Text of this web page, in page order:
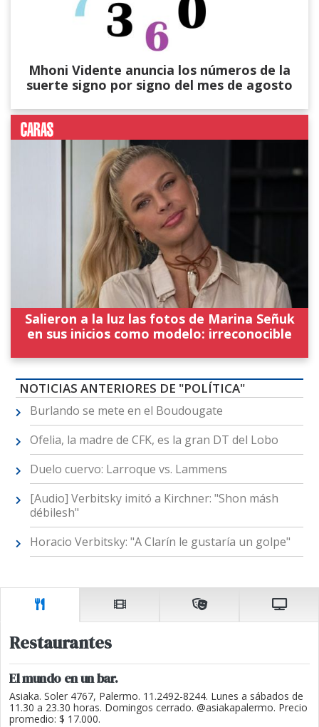
Mhoni Vidente anuncia los números de la
suerte signo por signo del mes de agosto
Salieron a la luz las fotos de Marina Señuk
en sus inicios como modelo: irreconocible
NOTICIAS ANTERIORES DE "POLÍTICA"
Burlando se mete en el Boudougate
Ofelia, la madre de CFK, es la gran DT del Lobo
Duelo cuervo: Larroque vs. Lammens
[Audio] Verbitsky imitó a Kirchner: "Shon másh
débilesh"
Horacio Verbitsky: "A Clarín le gustaría un golpe"
Restaurantes
El mundo en un bar.
Asiaka. Soler 4767, Palermo. 11.2492-8244. Lunes a sábados de
11.30 a 23.30 horas. Domingos cerrado. @asiakapalermo. Precio
promedio: $ 17.000.